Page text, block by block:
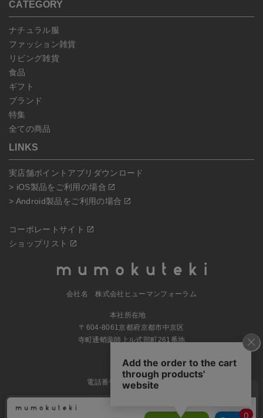
CATEGORY
ナチュラル服
ファッション雑貨
リビング雑貨
食品
ギフト
ブランド
特集
全ての商品
LINKS
実店舗ポイントアプリダウンロード
> iOS製品をご利用の場合
> Android製品をご利用の場合
コーポレートサイト
ショップリスト
会社名 株式会社ヒューマンフォーラム
本社所在地
〒604-8061京都府京都市中京区
寺町通蛸薬師上ル式部町261番地
MAP
電話番号 070-5504-0806
営業時間 11:00～17:30（土日休業）